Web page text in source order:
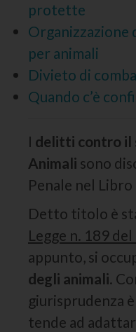
protette
Organizzazione
per animali
Divieto di
Quando c’è
I delitti contro il
Animali sono
Penale nel Libro
Detto titolo è
Legge n. 189
appunto, si
degli animali.
giurisprudenza
tende ad